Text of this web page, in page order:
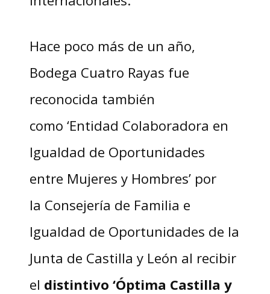
Hace poco más de un año,
Bodega Cuatro Rayas fue
reconocida también
como ‘Entidad Colaboradora en
Igualdad de Oportunidades
entre Mujeres y Hombres’ por
la Consejería de Familia e
Igualdad de Oportunidades de la
Junta de Castilla y León al recibir
el distintivo ‘Óptima Castilla y